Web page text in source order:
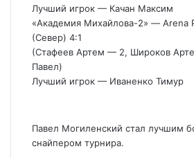
Лучший игрок — Качан Максим
«Академия Михайлова-2» — Arena
(Север) 4:1
(Стафеев Артем — 2, Широков
Павел)
Лучший игрок — Иваненко Тимур
Павел Могиленский стал лучшим
снайпером турнира.